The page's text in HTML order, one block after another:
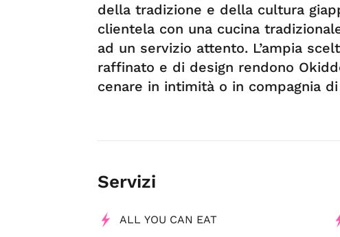
della tradizione e della cultura
clientela con una cucina
ad un servizio attento. L’ampia
raffinato e di design rendono
cenare in intimità o in compagnia
Servizi
ALL YOU CAN EAT